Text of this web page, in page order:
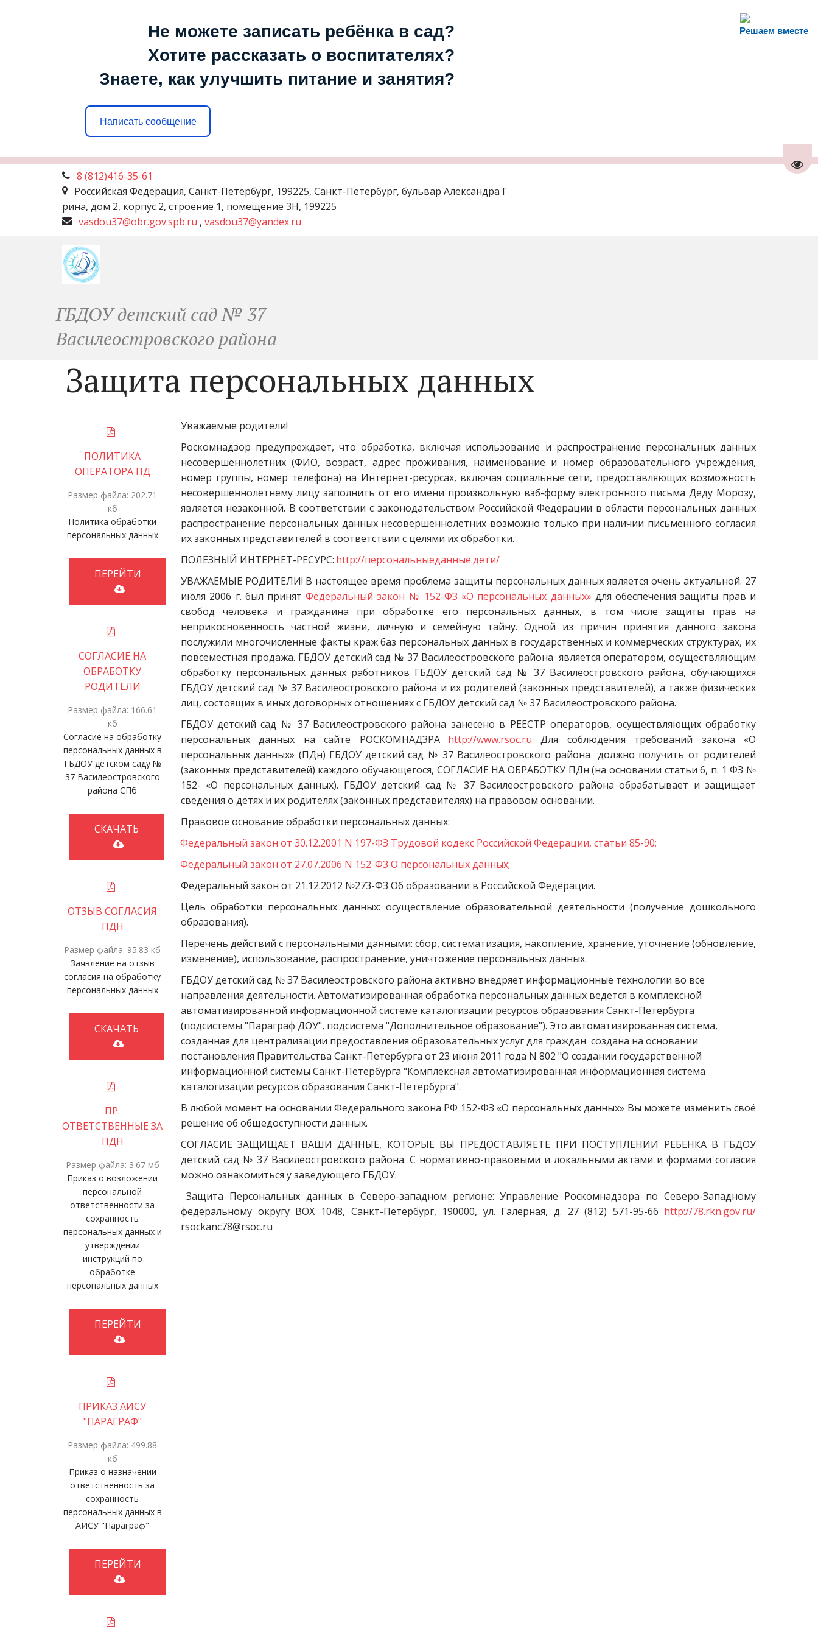
Решаем вместе
Не можете записать ребёнка в сад?
Хотите рассказать о воспитателях?
Знаете, как улучшить питание и занятия?
Написать сообщение
8 (812)416-35-61
Российская Федерация, Санкт-Петербург, 199225, Санкт-Петербург, бульвар Александра Г
рина, дом 2, корпус 2, строение 1, помещение 3Н, 199225
vasdou37@obr.gov.spb.ru , vasdou37@yandex.ru
ГБДОУ детский сад № 37
Василеостровского района
Защита персональных данных
ПОЛИТИКА
ОПЕРАТОРА ПД
Размер файла: 202.71
кб
Политика обработки
персональных данных
ПЕРЕЙТИ
СОГЛАСИЕ НА
ОБРАБОТКУ
РОДИТЕЛИ
Размер файла: 166.61
кб
Согласие на обработку
персональных данных в
ГБДОУ детском саду №
37 Василеостровского
района СПб
СКАЧАТЬ
ОТЗЫВ СОГЛАСИЯ
ПДН
Размер файла: 95.83 кб
Заявление на отзыв
согласия на обработку
персональных данных
СКАЧАТЬ
ПР.
ОТВЕТСТВЕННЫЕ ЗА
ПДН
Размер файла: 3.67 мб
Приказ о возложении
персональной
ответственности за
сохранность
персональных данных и
утверждении
инструкций по
обработке
персональных данных
ПЕРЕЙТИ
ПРИКАЗ АИСУ
"ПАРАГРАФ"
Размер файла: 499.88
кб
Приказ о назначении
ответственность за
сохранность
персональных данных в
АИСУ "Параграф"
ПЕРЕЙТИ
Уважаемые родители!
Роскомнадзор предупреждает, что обработка, включая использование и распространение персональных данных
несовершеннолетних (ФИО, возраст, адрес проживания, наименование и номер образовательного учреждения,
номер группы, номер телефона) на Интернет-ресурсах, включая социальные сети, предоставляющих возможность
несовершеннолетнему лицу заполнить от его имени произвольную вэб-форму электронного письма Деду Морозу,
является незаконной. В соответствии с законодательством Российской Федерации в области персональных данных
распространение персональных данных несовершеннолетних возможно только при наличии письменного согласия
их законных представителей в соответствии с целями их обработки.
ПОЛЕЗНЫЙ ИНТЕРНЕТ-РЕСУРС: http://персональныеданные.дети/
УВАЖАЕМЫЕ РОДИТЕЛИ! В настоящее время проблема защиты персональных данных является очень актуальной. 27
июля 2006 г. был принятФедеральный закон № 152-ФЗ «О персональных данных» для обеспечения защиты прав и
свобод человека и гражданина при обработке его персональных данных, в том числе защиты прав на
неприкосновенность частной жизни, личную и семейную тайну. Одной из причин принятия данного закона
послужили многочисленные факты краж баз персональных данных в государственных и коммерческих структурах, их
повсеместная продажа. ГБДОУ детский сад № 37 Василеостровского района является оператором, осуществляющим
обработку персональных данных работников ГБДОУ детский сад № 37 Василеостровского района, обучающихся
ГБДОУ детский сад № 37 Василеостровского района и их родителей (законных представителей), а также физических
лиц, состоящих в иных договорных отношениях с ГБДОУ детский сад № 37 Василеостровского района.
ГБДОУ детский сад № 37 Василеостровского района занесено в РЕЕСТР операторов, осуществляющих обработку
персональных данных на сайте РОСКОМНАДЗРАhttp://www.rsoc.ru Для соблюдения требований закона «О
персональных данных» (ПДн) ГБДОУ детский сад № 37 Василеостровского района должно получить от родителей
(законных представителей) каждого обучающегося, СОГЛАСИЕ НА ОБРАБОТКУ ПДн (на основании статьи 6, п. 1 ФЗ №
152- «О персональных данных). ГБДОУ детский сад № 37 Василеостровского района обрабатывает и защищает
сведения о детях и их родителях (законных представителях) на правовом основании.
Правовое основание обработки персональных данных:
Федеральный закон от 30.12.2001 N 197-ФЗ Трудовой кодекс Российской Федерации, статьи 85-90;
Федеральный закон от 27.07.2006 N 152-ФЗ О персональных данных;
Федеральный закон от 21.12.2012 №273-ФЗ Об образовании в Российской Федерации.
Цель обработки персональных данных: осуществление образовательной деятельности (получение дошкольного
образования).
Перечень действий с персональными данными: сбор, систематизация, накопление, хранение, уточнение (обновление,
изменение), использование, распространение, уничтожение персональных данных.
ГБДОУ детский сад № 37 Василеостровского района активно внедряет информационные технологии во все
направления деятельности. Автоматизированная обработка персональных данных ведется в комплексной
автоматизированной информационной системе каталогизации ресурсов образования Санкт-Петербурга
(подсистемы "Параграф ДОУ", подсистема "Дополнительное образование"). Это автоматизированная система,
созданная для централизации предоставления образовательных услуг для граждан  создана на основании
постановления Правительства Санкт-Петербурга от 23 июня 2011 года N 802 "О создании государственной
информационной системы Санкт-Петербурга "Комплексная автоматизированная информационная система
каталогизации ресурсов образования Санкт-Петербурга".
В любой момент на основании Федерального закона РФ 152-ФЗ «О персональных данных» Вы можете изменить своё
решение об общедоступности данных.
СОГЛАСИЕ ЗАЩИЩАЕТ ВАШИ ДАННЫЕ, КОТОРЫЕ ВЫ ПРЕДОСТАВЛЯЕТЕ ПРИ ПОСТУПЛЕНИИ РЕБЕНКА В ГБДОУ
детский сад № 37 Василеостровского района. С нормативно-правовыми и локальными актами и формами согласия
можно ознакомиться у заведующего ГБДОУ.
Защита Персональных данных в Северо-западном регионе: Управление Роскомнадзора по Северо-Западному
федеральному округу BOX 1048, Санкт-Петербург, 190000, ул. Галерная, д. 27 (812) 571-95-66 http://78.rkn.gov.ru/
rsockanc78@rsoc.ru